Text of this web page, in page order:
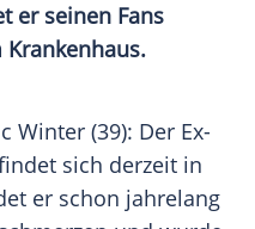
er seinen Fans
Winter (39): Der Ex-
sich derzeit in
er schon jahrelang